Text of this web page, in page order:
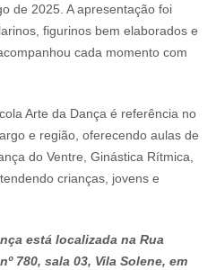
de 2025. A apresentação foi
figurinos bem elaborados e
cada momento com
Arte da Dança é referência no
e região, oferecendo aulas de
do Ventre, Ginástica Rítmica,
crianças, jovens e
está localizada na Rua
780, sala 03, Vila Solene, em